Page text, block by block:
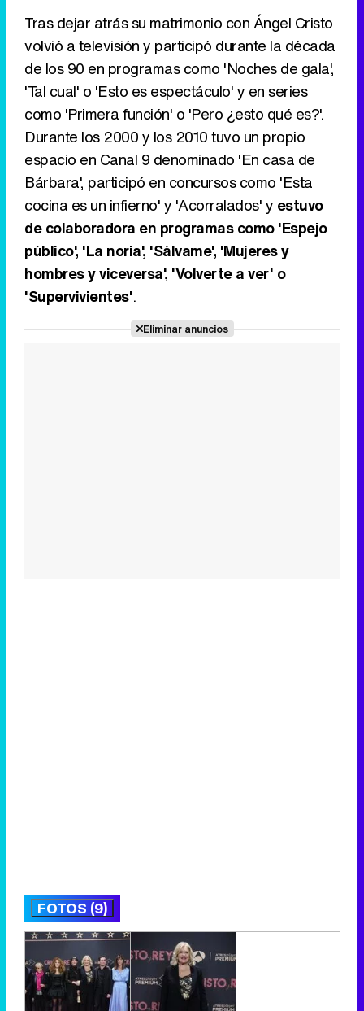
Tras dejar atrás su matrimonio con Ángel Cristo
volvió a televisión y participó durante la década
de los 90 en programas como 'Noches de gala',
'Tal cual' o 'Esto es espectáculo' y en series
como 'Primera función' o 'Pero ¿esto qué es?'.
Durante los 2000 y los 2010 tuvo un propio
espacio en Canal 9 denominado 'En casa de
Bárbara', participó en concursos como 'Esta
cocina es un infierno' y 'Acorralados' y estuvo
de colaboradora en programas como 'Espejo
público', 'La noria', 'Sálvame', 'Mujeres y
hombres y viceversa', 'Volverte a ver' o
'Supervivientes'.
Eliminar anuncios
FOTOS (9)